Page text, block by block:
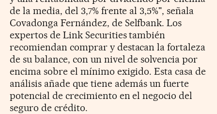
de la media, del 3,7% frente al 3,5%", señala
Covadonga Fernández, de Selfbank. Los
expertos de Link Securities también
recomiendan comprar y destacan la fortaleza
de su balance, con un nivel de solvencia por
encima sobre el mínimo exigido. Esta casa de
análisis añade que tiene además un fuerte
potencial de crecimiento en el negocio del
seguro de crédito.